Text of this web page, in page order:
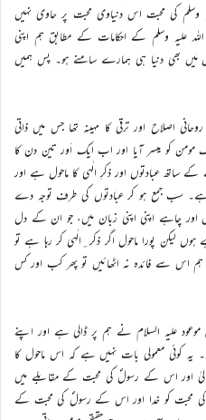
وسلم کی محبت اس دنیاوی محبت پر حاوی نہیں
علیہ وسلم کے احکامات کے مطابق ہم اپنی
میں بھی دنیا ہی ہمارے سامنے ہو۔ پس ہمیں
اصلاح اور ترقی کا مہینہ تھا جس میں ذاتی
مومن کو میسر آیا اور اب ایک اَور تین دن کا
ساتھ عبادتوں اور ذکرِ الٰہی کا ماحول ہے اور
ہے۔ سب جمع ہو کر عبادتوں کی طرف توجہ دے
اور چاہے اپنی اپنی زبان میں، جو ان کے دل
لیکن پورا ماحول اگر ذکر ِالٰہی کر رہا ہے تو
اس سے فائدہ نہ اٹھائیں تو پھر کب اور کس
علیہ السلام نے ہم پر ڈالی ہے اور اپنے
یہ کوئی معمولی بات نہیں ہے کہ اس ماحول کا
تعالیٰ اور اس کے رسولؐ کی محبت کے مقابلے میں
کی محبت کو خدا اور اس کے رسولؐ کی محبت کے